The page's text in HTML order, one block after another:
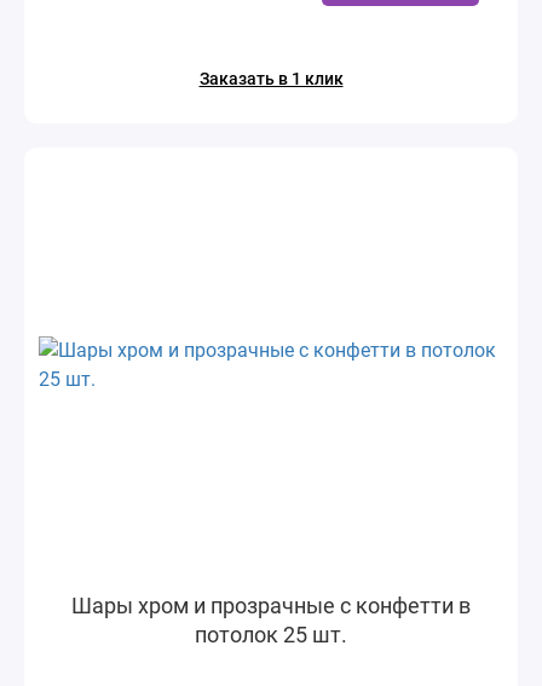
Заказать в 1 клик
Шары хром и прозрачные с конфетти в
потолок 25 шт.